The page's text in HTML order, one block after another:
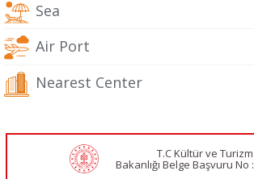
Sea
Air Port
Nearest Center
T.C Kültür ve Turizm
Bakanlığı Belge Başvuru No :